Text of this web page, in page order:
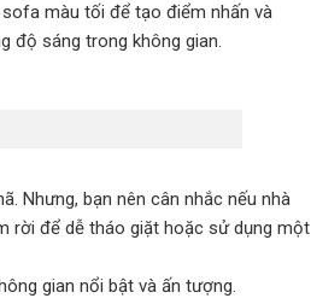
màu tối để tạo điểm nhấn và
độ sáng trong không gian.
Nhưng, bạn nên cân nhắc nếu nhà
rời để dễ tháo giặt hoặc sử dụng một
gian nổi bật và ấn tượng.